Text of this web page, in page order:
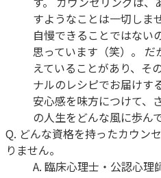
すようなことは一切しま
自慢できることではない
思っています（笑）。
えていることがあり、そ
ナルのレシピでお届けす
安心感を味方につけて、
の人生をどんな風に歩ん
Q. どんな資格を持ったカウン
りません。
A. 臨床心理士・公認心理